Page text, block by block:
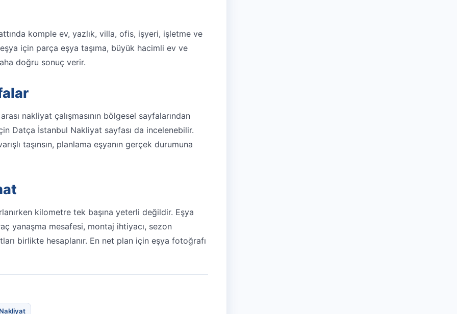
komple ev, yazlık, villa, ofis, işyeri, işletme ve
için parça eşya taşıma, büyük hacimli ev ve
doğru sonuç verir.
nakliyat çalışmasının bölgesel sayfalarından
Datça İstanbul Nakliyat sayfası da incelenebilir.
taşınsın, planlama eşyanın gerçek durumuna
kilometre tek başına yeterli değildir. Eşya
yanaşma mesafesi, montaj ihtiyacı, sezon
birlikte hesaplanır. En net plan için eşya fotoğrafı